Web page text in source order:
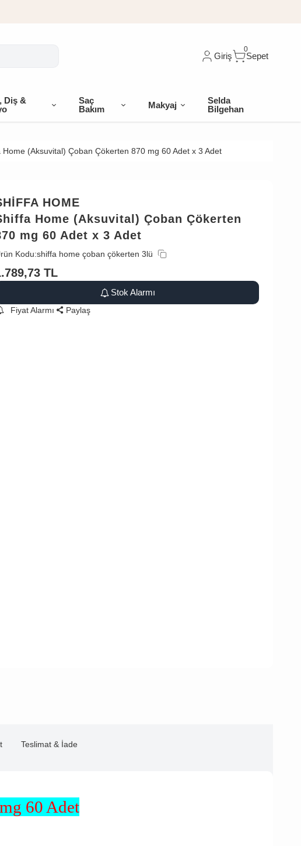
Giriş
0
Sepet
Diş &
Saç
Bakım
Makyaj
Selda
Bilgehan
Home (Aksuvital) Çoban Çökerten 870 mg 60 Adet x 3 Adet
HOME
Home (Aksuvital) Çoban Çökerten
mg 60 Adet x 3 Adet
Kodu:shiffa home çoban çökerten 3lü
TL
Stok Alarmı
Fiyat Alarmı Paylaş
Teslimat & İade
60 Adet